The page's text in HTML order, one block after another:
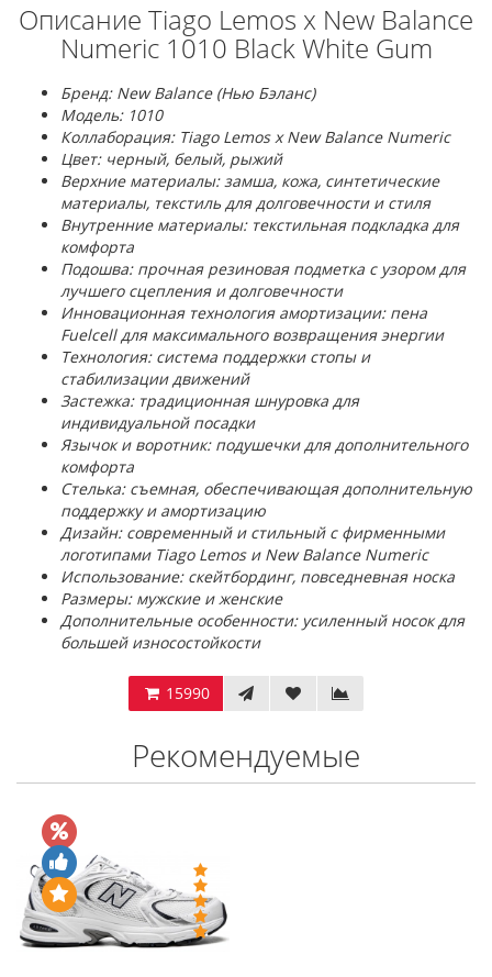
Описание Tiago Lemos x New Balance
Numeric 1010 Black White Gum
Бренд: New Balance (Нью Бэланс)
Модель: 1010
Коллаборация: Tiago Lemos x New Balance Numeric
Цвет: черный, белый, рыжий
Верхние материалы: замша, кожа, синтетические
материалы, текстиль для долговечности и стиля
Внутренние материалы: текстильная подкладка для
комфорта
Подошва: прочная резиновая подметка с узором для
лучшего сцепления и долговечности
Инновационная технология амортизации: пена
Fuelcell для максимального возвращения энергии
Технология: система поддержки стопы и
стабилизации движений
Застежка: традиционная шнуровка для
индивидуальной посадки
Язычок и воротник: подушечки для дополнительного
комфорта
Стелька: съемная, обеспечивающая дополнительную
поддержку и амортизацию
Дизайн: современный и стильный с фирменными
логотипами Tiago Lemos и New Balance Numeric
Использование: скейтбординг, повседневная носка
Размеры: мужские и женские
Дополнительные особенности: усиленный носок для
большей износостойкости
15990
Рекомендуемые